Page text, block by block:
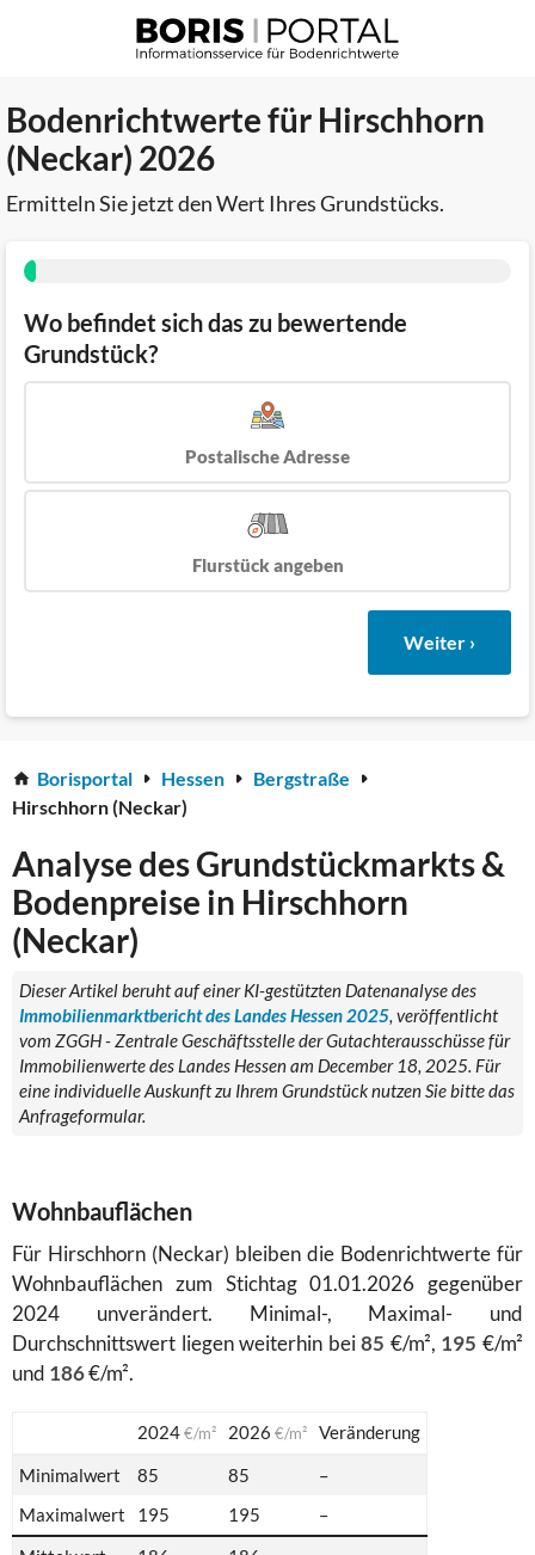
Bodenrichtwerte für Hirschhorn
(Neckar) 2026
Ermitteln Sie jetzt den Wert Ihres Grundstücks.
Wo befindet sich das zu bewertende
Grundstück?
Postalische Adresse
Flurstück angeben
Weiter ›
Borisportal Hessen
Bergstraße
Hirschhorn (Neckar)
Analyse des Grundstückmarkts &
Bodenpreise in Hirschhorn
(Neckar)
Dieser Artikel beruht auf einer KI-gestützten Datenanalyse des
Immobilienmarktbericht des Landes Hessen 2025, veröffentlicht
vom ZGGH - Zentrale Geschäftsstelle der Gutachterausschüsse für
Immobilienwerte des Landes Hessen am December 18, 2025. Für
eine individuelle Auskunft zu Ihrem Grundstück nutzen Sie bitte das
Anfrageformular.
Wohnbauflächen
Für Hirschhorn (Neckar) bleiben die Bodenrichtwerte für
Wohnbauflächen zum Stichtag 01.01.2026 gegenüber
2024 unverändert. Minimal-, Maximal- und
Durchschnittswert liegen weiterhin bei85 €/m², 195 €/m²
und 186€/m².
2024€/m² 2026 €/m²
Veränderung
Minimalwert
85 85
–
Maximalwert
195 195
–